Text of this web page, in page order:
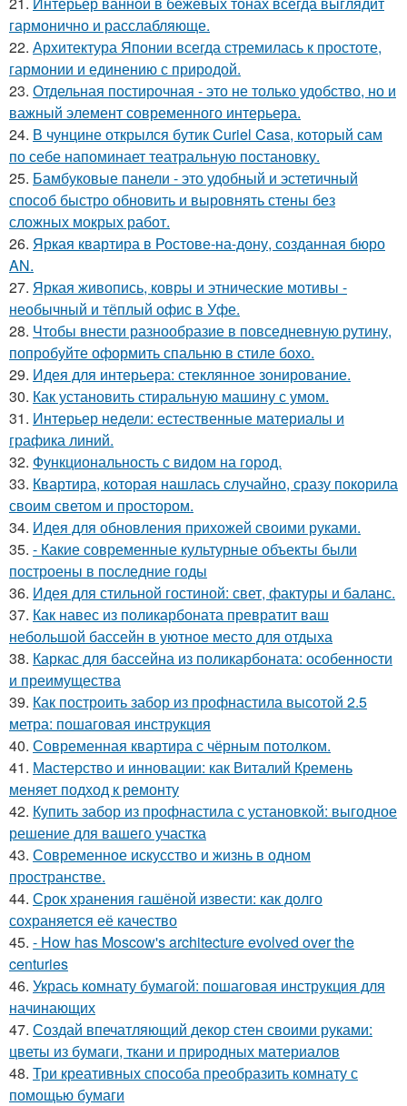
гармонично и расслабляюще.
22. Архитектура Японии всегда стремилась к простоте,
гармонии и единению с природой.
23. Отдельная постирочная - это не только удобство, но и
важный элемент современного интерьера.
24. В чунцине открылся бутик Curiel Casa, который сам
по себе напоминает театральную постановку.
25. Бамбуковые панели - это удобный и эстетичный
способ быстро обновить и выровнять стены без
сложных мокрых работ.
26. Яркая квартира в Ростове-на-дону, созданная бюро
AN.
27. Яркая живопись, ковры и этнические мотивы -
необычный и тёплый офис в Уфе.
28. Чтобы внести разнообразие в повседневную рутину,
попробуйте оформить спальню в стиле бохо.
29. Идея для интерьера: стеклянное зонирование.
30. Как установить стиральную машину с умом.
31. Интерьер недели: естественные материалы и
графика линий.
32. Функциональность с видом на город.
33. Квартира, которая нашлась случайно, сразу покорила
своим светом и простором.
34. Идея для обновления прихожей своими руками.
35. - Какие современные культурные объекты были
построены в последние годы
36. Идея для стильной гостиной: свет, фактуры и баланс.
37. Как навес из поликарбоната превратит ваш
небольшой бассейн в уютное место для отдыха
38. Каркас для бассейна из поликарбоната: особенности
и преимущества
39. Как построить забор из профнастила высотой 2.5
метра: пошаговая инструкция
40. Современная квартира с чёрным потолком.
41. Мастерство и инновации: как Виталий Кремень
меняет подход к ремонту
42. Купить забор из профнастила с установкой: выгодное
решение для вашего участка
43. Современное искусство и жизнь в одном
пространстве.
44. Срок хранения гашёной извести: как долго
сохраняется её качество
45. - How has Moscow's architecture evolved over the
centuries
46. Укрась комнату бумагой: пошаговая инструкция для
начинающих
47. Создай впечатляющий декор стен своими руками:
цветы из бумаги, ткани и природных материалов
48. Три креативных способа преобразить комнату с
помощью бумаги